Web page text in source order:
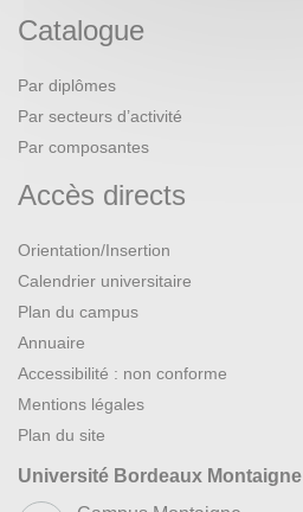
Catalogue
Par diplômes
Par secteurs d’activité
Par composantes
Accès directs
Orientation/Insertion
Calendrier universitaire
Plan du campus
Annuaire
Accessibilité : non conforme
Mentions légales
Plan du site
Université Bordeaux Montaigne